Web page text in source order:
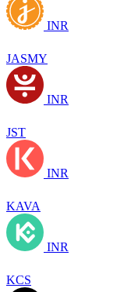
INR
JASMY
INR
JST
INR
KAVA
INR
KCS